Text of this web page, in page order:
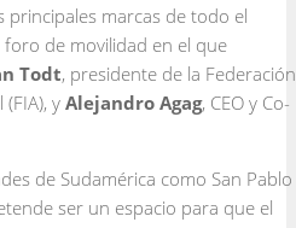
principales marcas de todo el
de movilidad en el que
Todt, presidente de la Federación
y Alejandro Agag, CEO y Co-
de Sudamérica como San Pablo
ser un espacio para que el